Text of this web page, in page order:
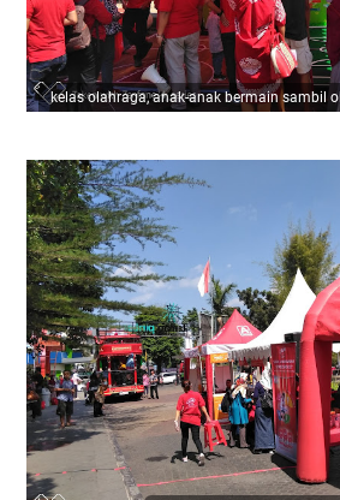
kelas olahraga, anak-anak bermain sambil